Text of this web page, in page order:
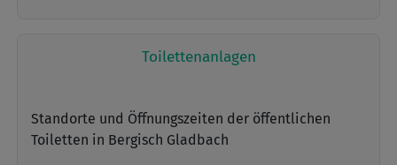
Toilettenanlagen
Standorte und Öffnungszeiten der öffentlichen
Toiletten in Bergisch Gladbach